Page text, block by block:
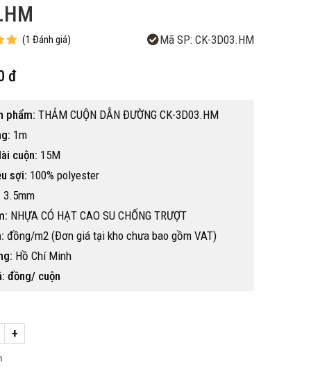
(1 Đánh giá) Mã SP: CK-3D03.HM
đ
phẩm: THẢM CUỘN DẪN ĐƯỜNG CK-3D03.HM
1m
cuộn: 15M
sợi: 100% polyester
3.5mm
NHỰA CÓ HẠT CAO SU CHỐNG TRƯỢT
đồng/m2 (Đơn giá tại kho chưa bao gồm VAT)
Hồ Chí Minh
đồng/ cuộn
+